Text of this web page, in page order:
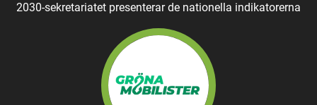
2030-sekretariatet presenterar de nationella indikatorerna